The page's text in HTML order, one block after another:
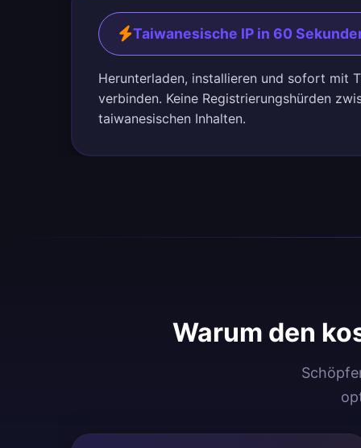
Taiwanesische IP in 60
Herunterladen, installieren und sofort mit
verbinden. Keine Registrierungshürden
taiwanesischen Inhalten.
Warum den